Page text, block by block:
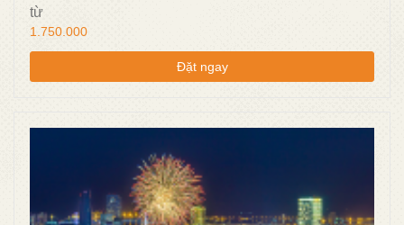
từ
1.750.000
Đặt ngay